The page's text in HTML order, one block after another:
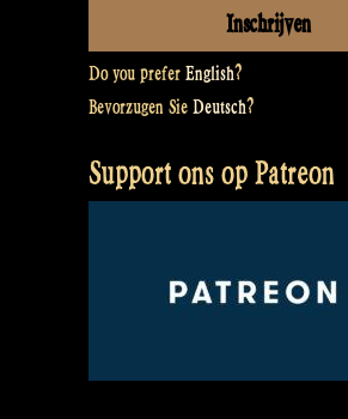
Do you prefer English?
Bevorzugen Sie Deutsch?
Support ons op Patreon